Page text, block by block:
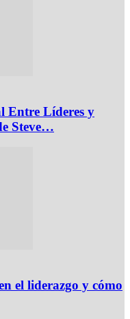
Entre Líderes y
Steve…
el liderazgo y cómo